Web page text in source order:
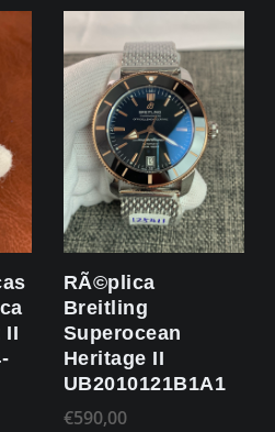
II
RÃ©plica
Breitling
Superocean
Heritage II
UB2010121B1A1
€590,00